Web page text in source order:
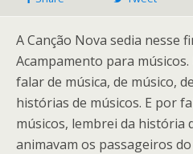
A Canção Nova sedia nesse
Acampamento para
falar de música, de músico,
histórias de músicos. E por
músicos, lembrei da história
animavam os passageiros